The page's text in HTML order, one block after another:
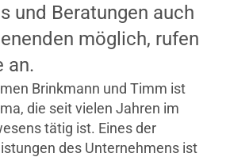
und Beratungen auch
möglich, rufen
an.
Brinkmann und Timm ist
die seit vielen Jahren im
tätig ist. Eines der
des Unternehmens ist